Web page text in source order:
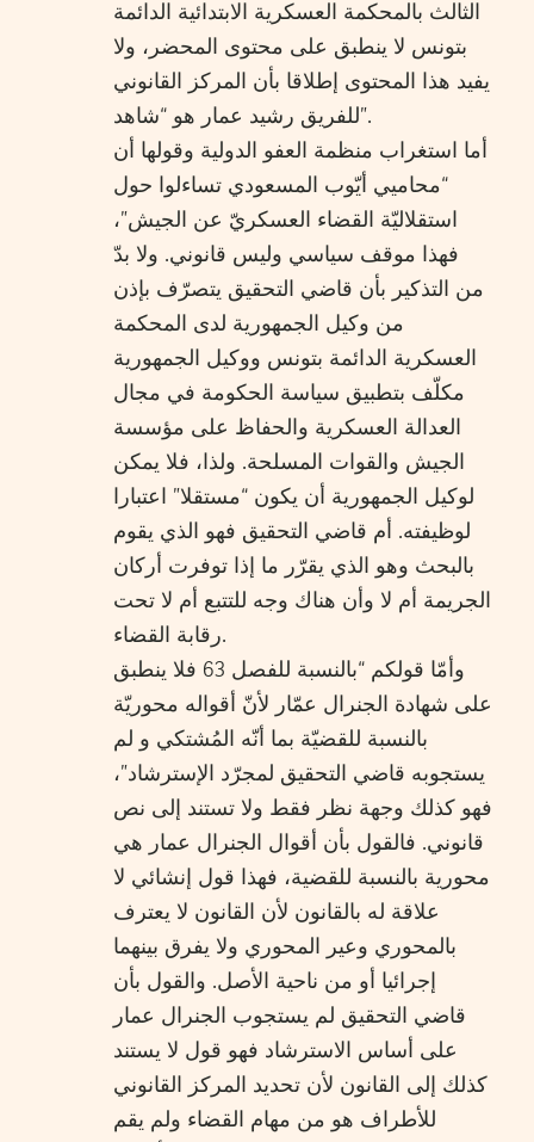
الثالث بالمحكمة العسكرية الابتدائية الدائمة
بتونس لا ينطبق على محتوى المحضر، ولا
يفيد هذا المحتوى إطلاقا بأن المركز القانوني
للفريق رشيد عمار هو “شاهد”.
أما استغراب منظمة العفو الدولية وقولها أن
“محاميي أيّوب المسعودي تساءلوا حول
استقلاليّة القضاء العسكريّ عن الجيش”،
فهذا موقف سياسي وليس قانوني. ولا بدّ
من التذكير بأن قاضي التحقيق يتصرّف بإذن
من وكيل الجمهورية لدى المحكمة
العسكرية الدائمة بتونس ووكيل الجمهورية
مكلّف بتطبيق سياسة الحكومة في مجال
العدالة العسكرية والحفاظ على مؤسسة
الجيش والقوات المسلحة. ولذا، فلا يمكن
لوكيل الجمهورية أن يكون “مستقلا” اعتبارا
لوظيفته. أم قاضي التحقيق فهو الذي يقوم
بالبحث وهو الذي يقرّر ما إذا توفرت أركان
الجريمة أم لا وأن هناك وجه للتتبع أم لا تحت
رقابة القضاء.
وأمّا قولكم “بالنسبة للفصل 63 فلا ينطبق
على شهادة الجنرال عمّار لأنّ أقواله محوريّة
بالنسبة للقضيّة بما أنّه المُشتكي و لم
يستجوبه قاضي التحقيق لمجرّد الإسترشاد”،
فهو كذلك وجهة نظر فقط ولا تستند إلى نص
قانوني. فالقول بأن أقوال الجنرال عمار هي
محورية بالنسبة للقضية، فهذا قول إنشائي لا
علاقة له بالقانون لأن القانون لا يعترف
بالمحوري وعير المحوري ولا يفرق بينهما
إجرائيا أو من ناحية الأصل. والقول بأن
قاضي التحقيق لم يستجوب الجنرال عمار
على أساس الاسترشاد فهو قول لا يستند
كذلك إلى القانون لأن تحديد المركز القانوني
للأطراف هو من مهام القضاء ولم يقم